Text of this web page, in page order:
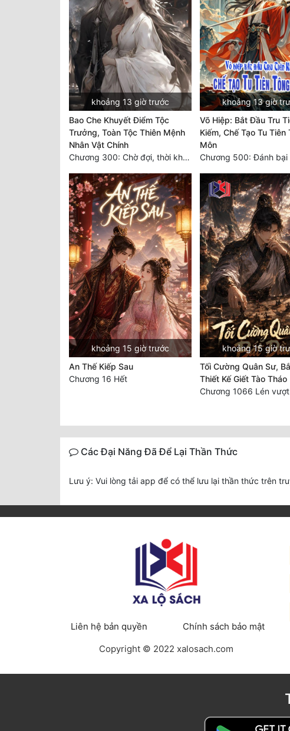
khoảng 13 giờ trước
Bao Che Khuyết Điểm Tộc
Trưởng, Toàn Tộc Thiên Mệnh
Nhân Vật Chính
Chương 300: Chờ đợi, thời khắc truy sát đến gần.
khoảng 13 giờ
Võ Hiệp: Bắt Đầu Tru
Kiếm, Chế Tạo Tu Tiên
Môn
khoảng 15 giờ trước
An Thế Kiếp Sau
Chương 16 Hết
khoảng 15 giờ
Tối Cường Quân Sư,
Thiết Kế Giết Tào Tháo
Các Đại Năng Đã Để Lại Thần Thức
Lưu ý: Vui lòng tải app để có thể lưu lại thần thức trên
Liên hệ bản quyền
Chính sách bảo mật
Copyright © 2022 xalosach.com